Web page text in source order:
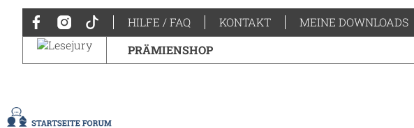
HILFE / FAQ KONTAKT
MEINE DOWNLOADS
PRÄMIENSHOP